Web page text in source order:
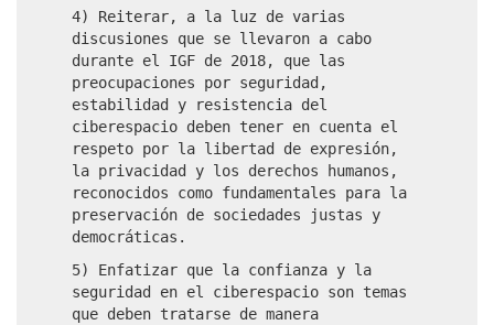
4) Reiterar, a la luz de varias
discusiones que se llevaron a cabo
durante el IGF de 2018, que las
preocupaciones por seguridad,
estabilidad y resistencia del
ciberespacio deben tener en cuenta el
respeto por la libertad de expresión,
la privacidad y los derechos humanos,
reconocidos como fundamentales para la
preservación de sociedades justas y
democráticas.
5) Enfatizar que la confianza y la
seguridad en el ciberespacio son temas
que deben tratarse de manera